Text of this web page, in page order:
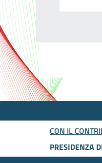
CON IL
PRESIDENZA